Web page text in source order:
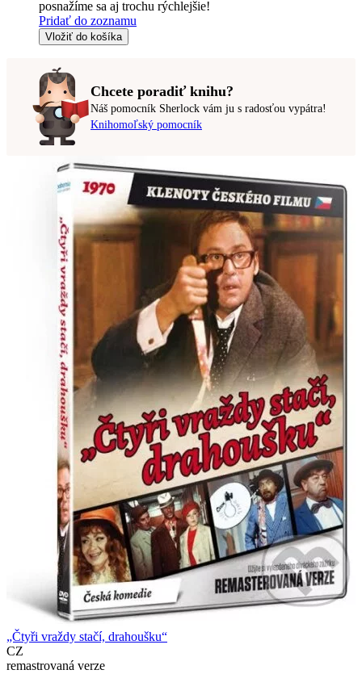
posnažíme sa aj trochu rýchlejšie!
Pridať do zoznamu
Vložiť do košíka
Chcete poradiť knihu?
Náš pomocník Sherlock vám ju s radosťou vypátra!
Knihomoľský pomocník
„Čtyři vraždy stačí, drahoušku“
CZ
remastrovaná verze